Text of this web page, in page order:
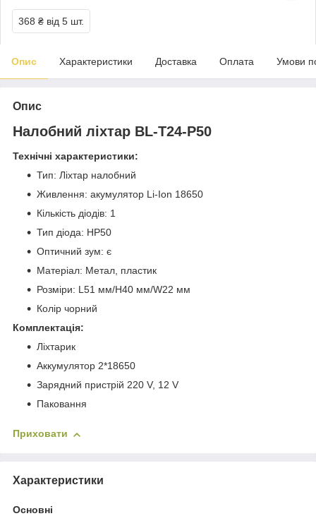
368 ₴ від 5 шт.
Опис Характеристики Доставка Оплата Умови
Опис
Налобний ліхтар BL-T24-P50
Технічні характеристики:
Тип: Ліхтар налобний
Живлення: акумулятор Li-Ion 18650
Кількість діодів: 1
Тип діода: HP50
Оптичний зум: є
Матеріал: Метал, пластик
Розміри: L51 мм/H40 мм/W22 мм
Колір чорний
Комплектація:
Ліхтарик
Аккумулятор 2*18650
Зарядний пристрій 220 V, 12 V
Паковання
Приховати
Характеристики
Основні